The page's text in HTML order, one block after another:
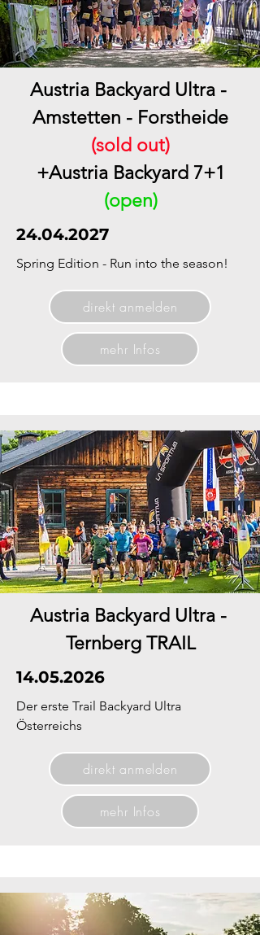
Austria Backyard Ultra -
Amstetten - Forstheide
(sold out)
+Austria Backyard 7+1
(open)
24.04.2027
Spring Edition - Run into the season!
direkt anmelden
mehr Infos
Austria Backyard Ultra -
Ternberg TRAIL
14.05.2026
Der erste Trail Backyard Ultra
Österreichs
direkt anmelden
mehr Infos